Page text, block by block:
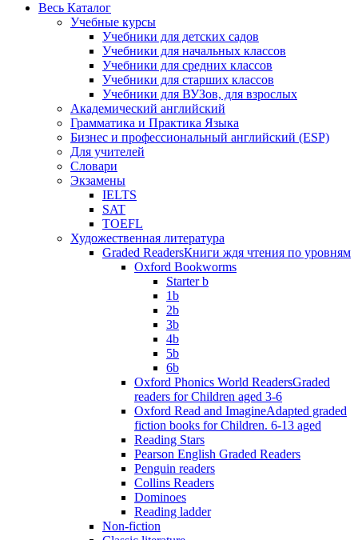
Весь Каталог
Учебные курсы
Учебники для детских садов
Учебники для начальных классов
Учебники для средних классов
Учебники для старших классов
Учебники для ВУЗов, для взрослых
Академический английский
Грамматика и Практика Языка
Бизнес и профессиональный английский (ESP)
Для учителей
Словари
Экзамены
IELTS
SAT
TOEFL
Художественная литература
Graded ReadersКниги ждя чтения по уровням
Oxford Bookworms
Starter b
1b
2b
3b
4b
5b
6b
Oxford Phonics World ReadersGraded
readers for Children aged 3-6
Oxford Read and ImagineAdapted graded
fiction books for Children. 6-13 aged
Reading Stars
Pearson English Graded Readers
Penguin readers
Collins Readers
Dominoes
Reading ladder
Non-fiction